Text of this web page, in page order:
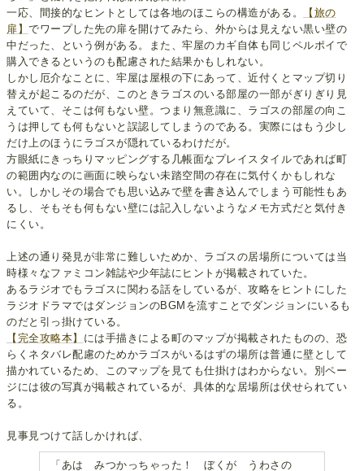
一応、間接的なヒントとしては各地のほこらの構造がある。
【旅の
扉】でワープした先の扉を開けてみたら、外からは見えない黒い壁の
中だった、という例がある。また、牢屋のカギ自体も同じペルポイで
購入できるというのも配慮された結果かもしれない。
しかし厄介なことに、牢屋は屋根の下にあって、近付くとマップ切り
替えが起こるのだが、このときラゴスのいる部屋の一部がぎりぎり見
えていて、そこは何もない壁。つまり無意識に、ラゴスの部屋の向こ
うは押しても何もないと誤認してしまうのである。実際にはもう少し
だけ上のほうにラゴスが隠れているわけだが。
方眼紙にきっちりマッピングする几帳面なプレイスタイルであれば町
の範囲内なのに画面に映らない未踏空間の存在に気付くかもしれな
い。しかしその場合でも思い込みで壁を書き込んでしまう可能性もあ
るし、そもそも何もない壁には記入しないようなメモ方式だと気付き
にくい。
上述の通り発見が非常に難しいためか、ラゴスの居場所については当
時様々なファミコン雑誌や少年誌にヒントが掲載されていた。
あるラジオでもラゴスに関わる話をしているが、攻略をヒントにした
ラジオドラマではダンジョンのBGMを流すことでダンジョンにいるも
のだと引っ掛けている。
【完全攻略本】 には手描きによる町のマップが掲載されたものの、恐
らくネタバレ配慮のためかラゴスがいるはずの場所は普通に壁として
描かれているため、このマップを見ても仕掛けはわからない。別ペー
ジには彼の写真が掲載されているが、具体的な居場所は伏せられてい
る。
見事見つけて話しかければ、
「あは みつかっちゃった！ ぼくが うわさの